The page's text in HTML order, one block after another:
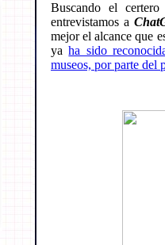
Buscando el
entrevistamos a
mejor el alcance que
yaha sido
museos, por parte